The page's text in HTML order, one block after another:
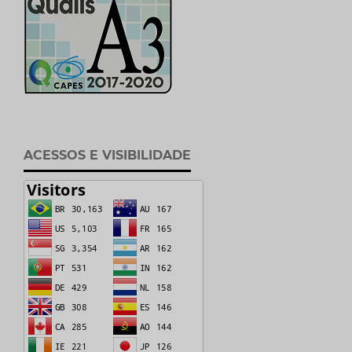
ACESSOS E VISIBILIDADE